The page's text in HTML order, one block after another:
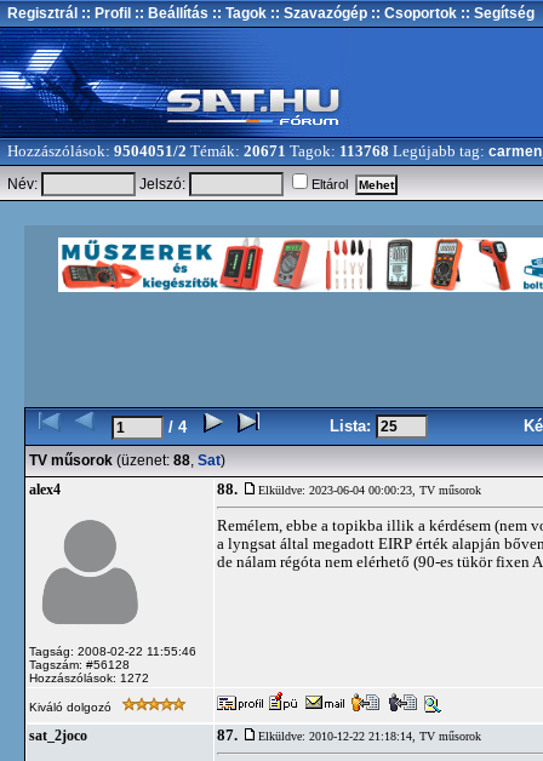
Regisztrál :: Profil :: Beállítás :: Tagok :: Szavazógép :: Csoportok :: Segítség
Hozzászólások: 9504051/2 Témák: 20671 Tagok: 113768 Legújabb tag:
Név:
Jelszó: Eltárol
/ 4 Lista:
TV műsorok (üzenet: 88, Sat)
alex4
Tagság: 2008-02-22 11:55:46
Tagszám: #56128
Hozzászólások: 1272
88. Elküldve: 2023-06-04 00:00:23, TV műsorok
Remélem, ebbe a topikba illik a kérdésem
a lyngsat által megadott EIRP érték alapján
de nálam régóta nem elérhető (90-es tükör fixen
Kiváló dolgozó
sat_2joco 87. Elküldve: 2010-12-22 21:18:14, TV műsorok